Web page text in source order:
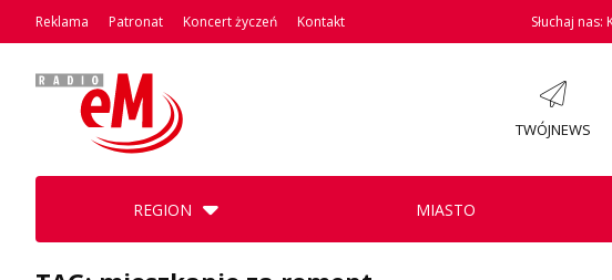
Reklama Patronat Koncert życzeń Kontakt Słuchaj nas:
TWÓJNEWS
REGION MIASTO